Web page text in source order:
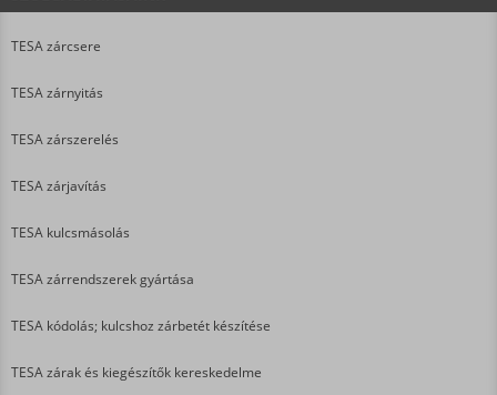
TESA zárcsere
TESA zárnyitás
TESA zárszerelés
TESA zárjavítás
TESA kulcsmásolás
TESA zárrendszerek gyártása
TESA kódolás; kulcshoz zárbetét készítése
TESA zárak és kiegészítők kereskedelme